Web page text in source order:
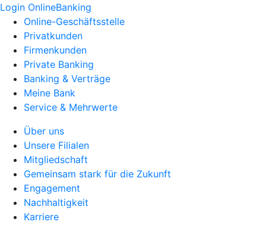
Login OnlineBanking
Online-Geschäftsstelle
Privatkunden
Firmenkunden
Private Banking
Banking & Verträge
Meine Bank
Service & Mehrwerte
Über uns
Unsere Filialen
Mitgliedschaft
Gemeinsam stark für die Zukunft
Engagement
Nachhaltigkeit
Karriere